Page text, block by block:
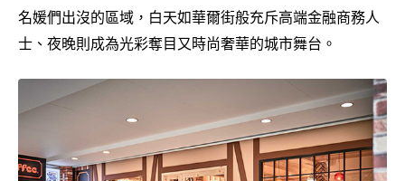
名媛們出沒的區域，白天如華爾街般充斥高端金融商務人
士、夜晚則成為光彩奪目又時尚奢華的城市舞台。